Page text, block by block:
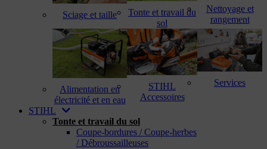
Sciage et taille
Tonte et travail du
sol
Nettoyage et
rangement
Alimentation en
électricité et en eau
STIHL
Accessoires
Services
STIHL
Tonte et travail du sol
Coupe-bordures / Coupe-herbes
/ Débroussailleuses